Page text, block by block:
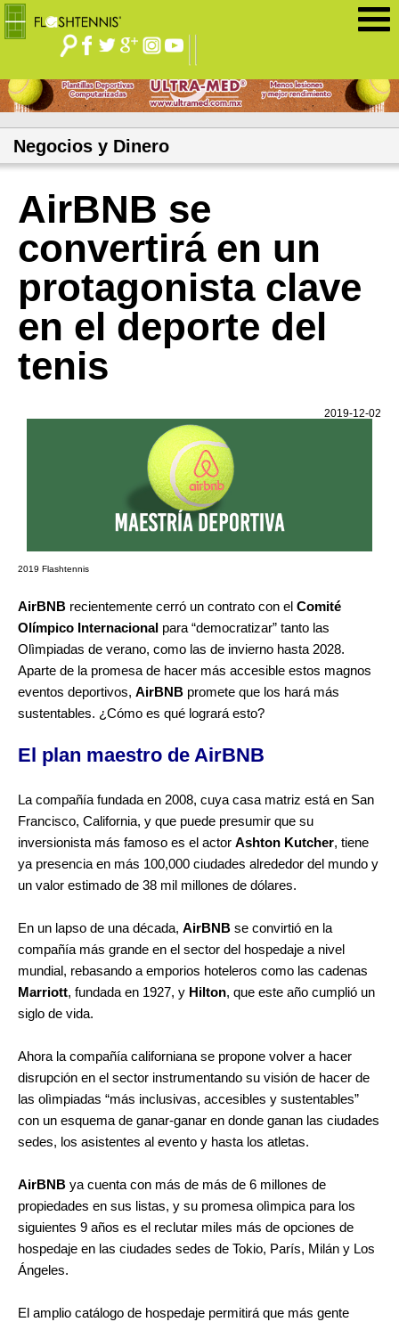
Negocios y Dinero
AirBNB se
convertirá en un
protagonista clave
en el deporte del
tenis
2019-12-02
2019 Flashtennis
AirBNB recientemente cerró un contrato con el Comité
Olímpico Internacional para “democratizar” tanto las
Olìmpiadas de verano, como las de invierno hasta 2028.
Aparte de la promesa de hacer más accesible estos magnos
eventos deportivos, AirBNB promete que los hará más
sustentables. ¿Cómo es qué logrará esto?
El plan maestro de AirBNB
La compañía fundada en 2008, cuya casa matriz está en San
Francisco, California, y que puede presumir que su
inversionista más famoso es el actor Ashton Kutcher, tiene
ya presencia en más 100,000 ciudades alrededor del mundo y
un valor estimado de 38 mil millones de dólares.
En un lapso de una década, AirBNB se convirtió en la
compañía más grande en el sector del hospedaje a nivel
mundial, rebasando a emporios hoteleros como las cadenas
Marriott, fundada en 1927, y Hilton, que este año cumplió un
siglo de vida.
Ahora la compañía californiana se propone volver a hacer
disrupción en el sector instrumentando su visión de hacer de
las olìmpiadas “más inclusivas, accesibles y sustentables”
con un esquema de ganar-ganar en donde ganan las ciudades
sedes, los asistentes al evento y hasta los atletas.
AirBNB ya cuenta con más de más de 6 millones de
propiedades en sus listas, y su promesa olìmpica para los
siguientes 9 años es el reclutar miles más de opciones de
hospedaje en las ciudades sedes de Tokio, París, Milán y Los
Ángeles.
El amplio catálogo de hospedaje permitirá que más gente